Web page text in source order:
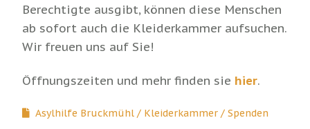
Berechtigte ausgibt, können diese Menschen
ab sofort auch die Kleiderkammer aufsuchen.
Wir freuen uns auf Sie!
Öffnungszeiten und mehr finden sie hier.
Asylhilfe Bruckmühl Kleiderkammer
Spenden